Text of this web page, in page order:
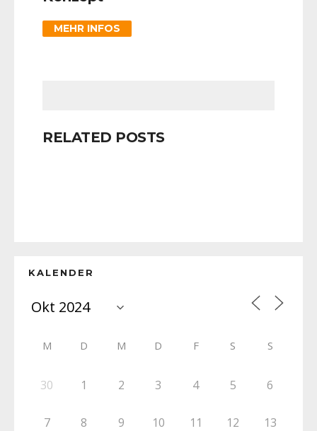
MEHR INFOS
RELATED POSTS
KALENDER
M D M D F S S
30 1 2 3 4 5 6
7 8 9 10 11 12 13